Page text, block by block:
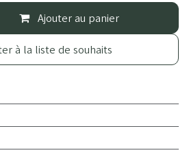
Ajouter au panier
à la liste de souhaits